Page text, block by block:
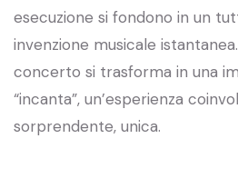
esecuzione si fondono in un
invenzione musicale
concerto si trasforma in una
“incanta”, un’esperienza
sorprendente, unica.